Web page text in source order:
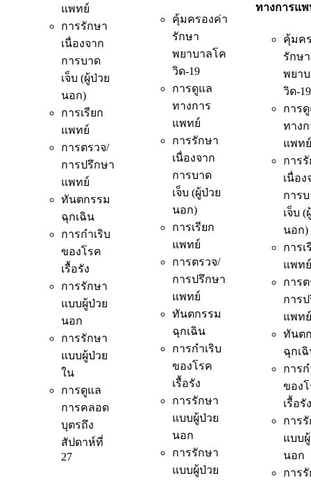
แพทย์
การรักษา
เนื่องจาก
การบาด
เจ็บ (ผู้ป่วย
นอก)
การเรียก
แพทย์
การตรวจ/
การปรึกษา
แพทย์
ทันตกรรม
ฉุกเฉิน
การกำเริบ
ของโรค
เรื้อรัง
การรักษา
แบบผู้ป่วย
นอก
การรักษา
แบบผู้ป่วย
ใน
การดูแล
การคลอด
บุตรถึง
สัปดาห์ที่
27
คุ้มครองค่า
รักษา
พยาบาลโค
วิด-19
การดูแล
ทางการ
แพทย์
การรักษา
เนื่องจาก
การบาด
เจ็บ (ผู้ป่วย
นอก)
การเรียก
แพทย์
การตรวจ/
การปรึกษา
แพทย์
ทันตกรรม
ฉุกเฉิน
การกำเริบ
ของโรค
เรื้อรัง
การรักษา
แบบผู้ป่วย
นอก
การรักษา
แบบผู้ป่วย
ทางการแ
คุ้มค
รักษา
พยา
วิด-19
การ
ทาง
แพทย์
การ
เนื่อง
การ
เจ็บ (
นอก)
การเ
แพทย์
การ
การ
แพทย์
ทันต
ฉุกเ
การก
ของ
เรื้อรัง
การ
แบบ
นอก
การ